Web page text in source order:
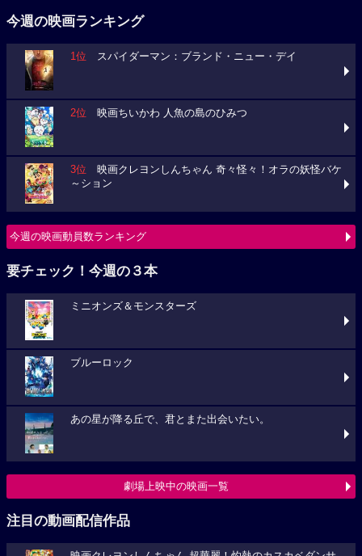
今週の映画ランキング
1位 スパイダーマン：ブランド・ニュー・デイ
2位 映画ちいかわ 人魚の島のひみつ
3位 映画クレヨンしんちゃん 奇々怪々！オラの妖怪バケ
～ション
今週の映画動員数ランキング
要チェック！今週の３本
ミニオンズ＆モンスターズ
ブルーロック
あの星が降る丘で、君とまた出会いたい。
劇場上映中の映画一覧
注目の動画配信作品